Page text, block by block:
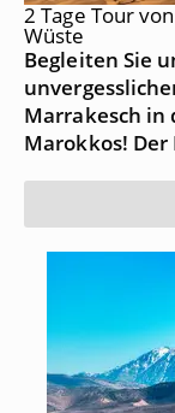
2 Tage Tour
Wüste
Begleiten Sie
Marrakesch in
Marokkos!